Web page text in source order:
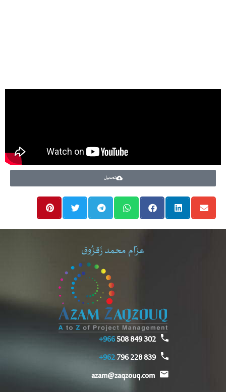
تحميل
عزّام محمد زَقزُوق
302 849 508
966+
839 228 796
962+
azam@zaqzouq.com